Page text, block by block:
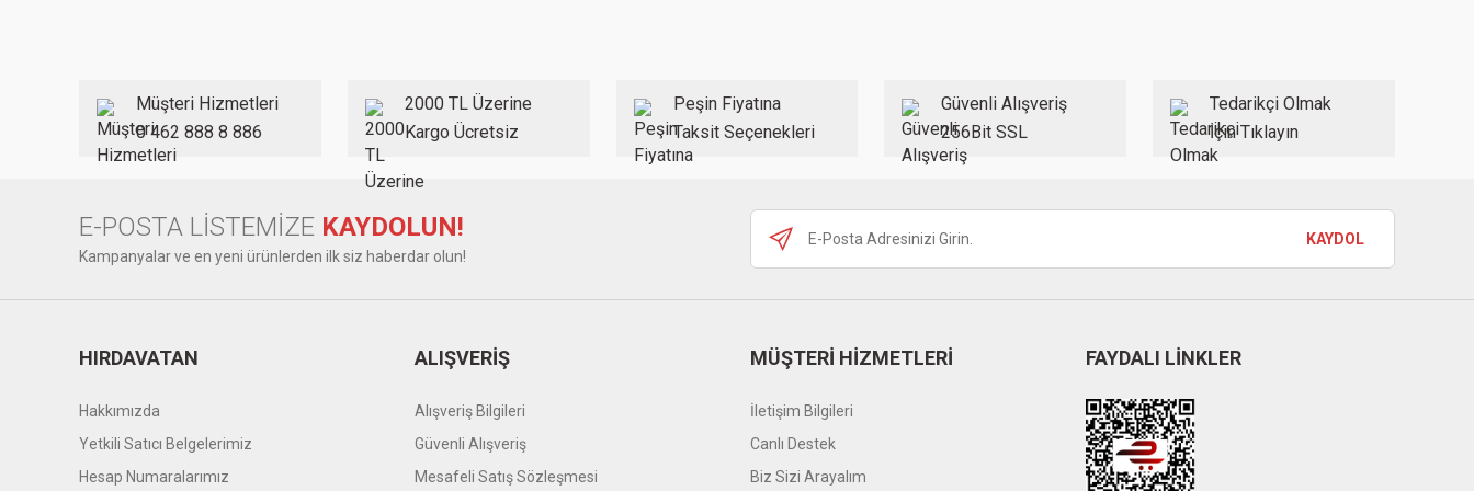
Ürün bilgilerinde hatalar bulunuyor.
Ürün fiyatı diğer sitelerden daha pahalı.
Bu ürüne benzer farklı alternatifler olmalı.
Gönder
Müşteri Hizmetleri
0 462 888 8 886
2000 TL Üzerine
Kargo Ücretsiz
Peşin Fiyatına
Taksit Seçenekleri
Güvenli Alışveriş
256Bit SSL
Tedarikçi Olmak
İçin Tıklayın
E-POSTA LİSTEMİZE KAYDOLUN!
Kampanyalar ve en yeni ürünlerden ilk siz haberdar olun!
KAYDOL
HIRDAVATAN
Hakkımızda
Yetkili Satıcı Belgelerimiz
Hesap Numaralarımız
ALIŞVERİŞ
Alışveriş Bilgileri
Güvenli Alışveriş
Mesafeli Satış Sözleşmesi
MÜŞTERİ HİZMETLERİ
İletişim Bilgileri
Canlı Destek
Biz Sizi Arayalım
FAYDALI LİNKLER